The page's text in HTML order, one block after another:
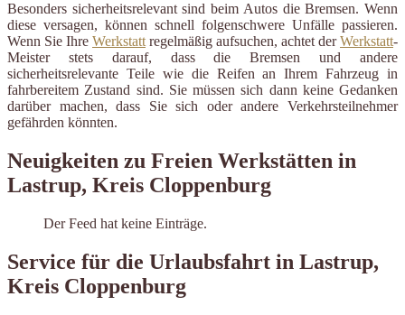
Besonders sicherheitsrelevant sind beim Autos die Bremsen. Wenn
diese versagen, können schnell folgenschwere Unfälle passieren.
Wenn Sie Ihre Werkstatt regelmäßig aufsuchen, achtet derWerkstatt-
Meister stets darauf, dass die Bremsen und andere
sicherheitsrelevante Teile wie die Reifen an Ihrem Fahrzeug in
fahrbereitem Zustand sind. Sie müssen sich dann keine Gedanken
darüber machen, dass Sie sich oder andere Verkehrsteilnehmer
gefährden könnten.
Neuigkeiten zu Freien Werkstätten in
Lastrup, Kreis Cloppenburg
Der Feed hat keine Einträge.
Service für die Urlaubsfahrt in Lastrup,
Kreis Cloppenburg